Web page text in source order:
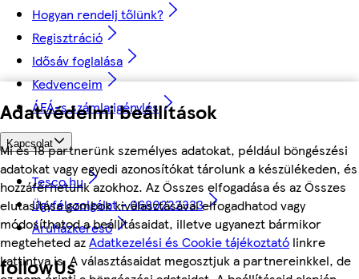
Adatvédelmi beállítások
Mi és 18 partnerünk személyes adatokat, például böngészési
adatokat vagy egyedi azonosítókat tárolunk a készülékeden, és
hozzáférhetünk azokhoz. Az Összes elfogadása és az Összes
elutasítása gombok kiválasztásával elfogadhatod vagy
módosíthatod a beállításaidat, illetve ugyanezt bármikor
megteheted azAdatkezelési és Cookie tájékoztató linkre
kattintva is. A választásaidat megosztjuk a partnereinkkel, de
Hogyan rendelj tőlünk?
Regisztráció
Idősáv foglalása
Kedvenceim
ÁFÁ-s számla igénylés
Kapcsolat
Tesco.hu
Ügyfélszolgálat - 0680222333
Áruházkereső
followUs